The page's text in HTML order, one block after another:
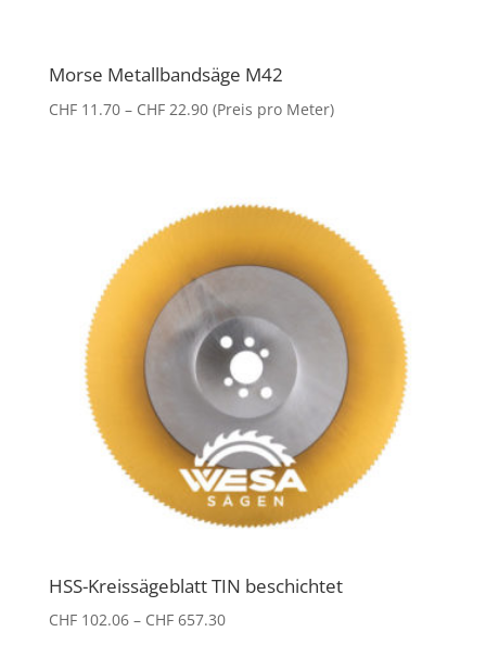
Morse Metallbandsäge M42
CHF11.70 – CHF22.90Preisspanne:
(Preis pro Meter)
HSS-Kreissägeblatt TIN beschichtet
CHF102.06 – CHF657.30Preisspanne: